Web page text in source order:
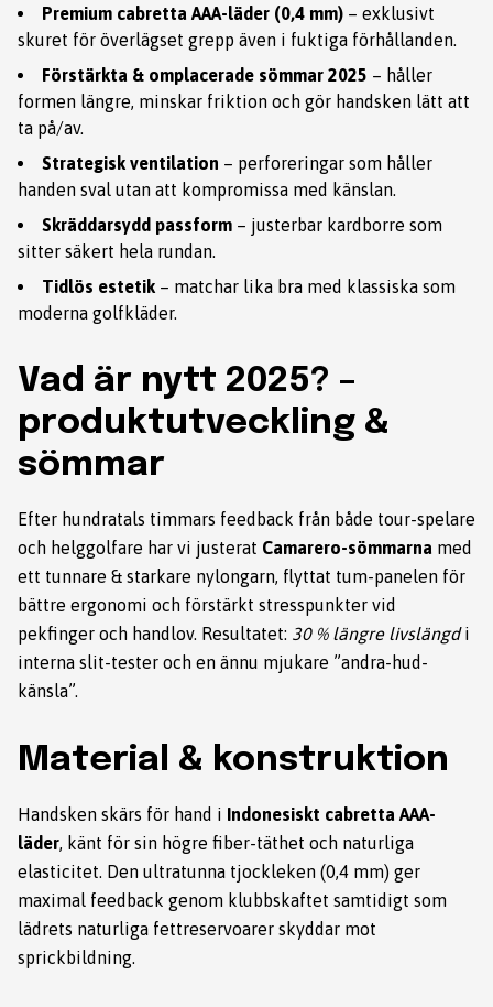
Premium cabretta AAA-läder (0,4 mm) – exklusivt
skuret för överlägset grepp även i fuktiga förhållanden.
Förstärkta & omplacerade sömmar 2025 – håller
formen längre, minskar friktion och gör handsken lätt att
ta på/av.
Strategisk ventilation – perforeringar som håller
handen sval utan att kompromissa med känslan.
Skräddarsydd passform – justerbar kardborre som
sitter säkert hela rundan.
Tidlös estetik – matchar lika bra med klassiska som
moderna golfkläder.
Vad är nytt 2025? –
produktutveckling &
sömmar
Efter hundratals timmars feedback från både tour-spelare
och helggolfare har vi justerat Camarero-sömmarna med
ett tunnare & starkare nylongarn, flyttat tum-panelen för
bättre ergonomi och förstärkt stresspunkter vid
pekfinger och handlov. Resultatet: 30 % längre livslängdi
interna slit-tester och en ännu mjukare ”andra-hud-
känsla”.
Material & konstruktion
Handsken skärs för hand i Indonesiskt cabretta AAA-
läder, känt för sin högre fiber-täthet och naturliga
elasticitet. Den ultratunna tjockleken (0,4 mm) ger
maximal feedback genom klubbskaftet samtidigt som
lädrets naturliga fettreservoarer skyddar mot
sprickbildning.